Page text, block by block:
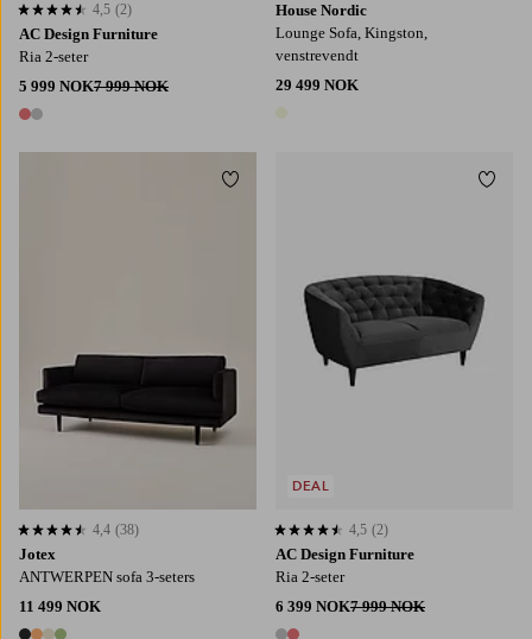
AC Design Furniture
Ria 2-seter
5 999 NOK7 999 NOK
2 farger
4,5 basert på 2 karaktergivninger
4,5 (2)
House Nordic
Lounge Sofa, Kingston,
venstrevendt
29 499 NOK
Jotex
ANTWERPEN sofa 3-seters
11 499 NOK
4,4 basert på 38 karaktergivninger
4,4 (38)
Legg til favoritter
AC Design Furniture
Ria 2-seter
6 399 NOK7 999 NOK
4,5 basert på 2 karaktergivninger
4,5 (2)
DEAL